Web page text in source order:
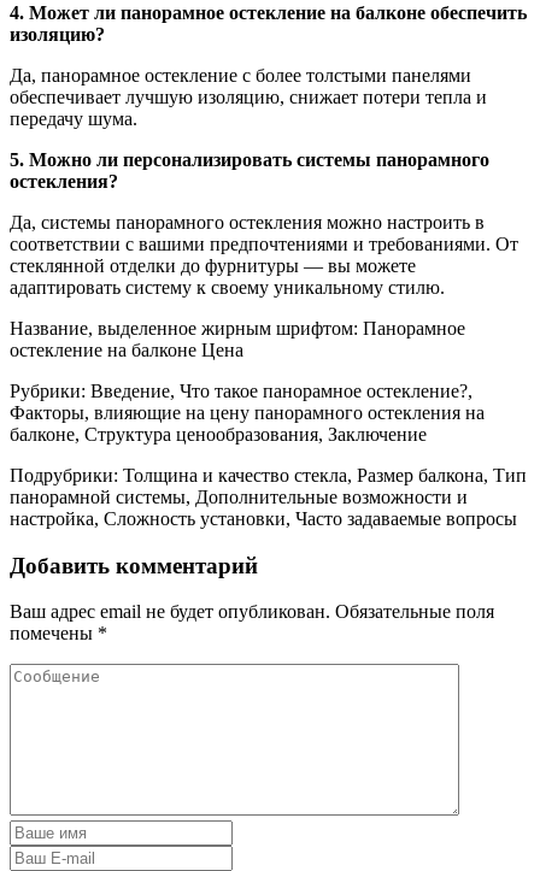
4. Может ли панорамное остекление на балконе обеспечить
изоляцию?
Да, панорамное остекление с более толстыми панелями
обеспечивает лучшую изоляцию, снижает потери тепла и
передачу шума.
5. Можно ли персонализировать системы панорамного
остекления?
Да, системы панорамного остекления можно настроить в
соответствии с вашими предпочтениями и требованиями. От
стеклянной отделки до фурнитуры — вы можете
адаптировать систему к своему уникальному стилю.
Название, выделенное жирным шрифтом: Панорамное
остекление на балконе Цена
Рубрики: Введение, Что такое панорамное остекление?,
Факторы, влияющие на цену панорамного остекления на
балконе, Структура ценообразования, Заключение
Подрубрики: Толщина и качество стекла, Размер балкона, Тип
панорамной системы, Дополнительные возможности и
настройка, Сложность установки, Часто задаваемые вопросы
Добавить комментарий
Ваш адрес email не будет опубликован. Обязательные поля
помечены *